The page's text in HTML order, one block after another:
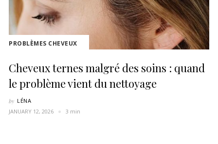
PROBLÈMES CHEVEUX
Cheveux ternes malgré des soins : quand
le problème vient du nettoyage
by LÉNA
JANUARY 12, 2026
3 min